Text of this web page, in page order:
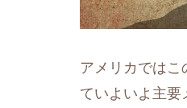
アメリカではこ
ていよいよ主要